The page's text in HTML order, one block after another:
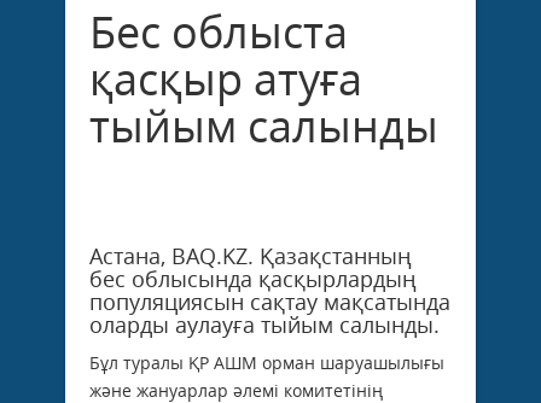
Бес облыста
қасқыр атуға
тыйым салынды
Астана, BAQ.KZ. Қазақстанның
бес облысында қасқырлардың
популяциясын сақтау мақсатында
оларды аулауға тыйым салынды.
Бұл туралы ҚР АШМ орман шаруашылығы
және жануарлар әлемі комитетінің